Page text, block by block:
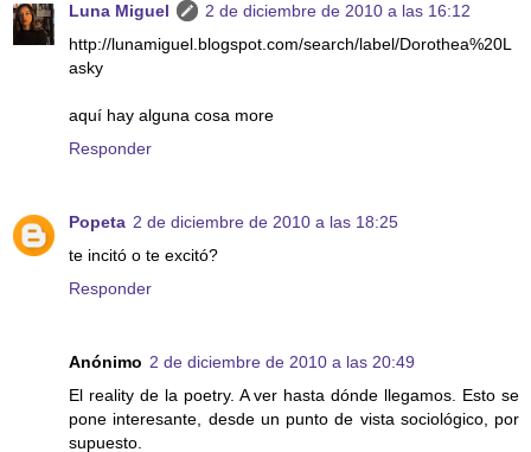
Luna Miguel
2 de diciembre de 2010 a las 16:12
http://lunamiguel.blogspot.com/search/label/Dorothea%20L
asky
aquí hay alguna cosa more
Responder
Popeta 2 de diciembre de 2010 a las 18:25
te incitó o te excitó?
Responder
Anónimo 2 de diciembre de 2010 a las 20:49
El reality de la poetry. A ver hasta dónde llegamos. Esto se
pone interesante, desde un punto de vista sociológico, por
supuesto.